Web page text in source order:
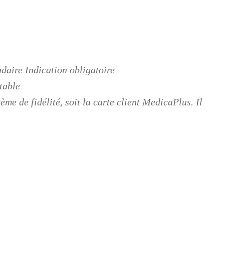
Indication obligatoire
de fidélité, soit la carte client MedicaPlus. Il